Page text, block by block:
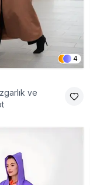
4
ve